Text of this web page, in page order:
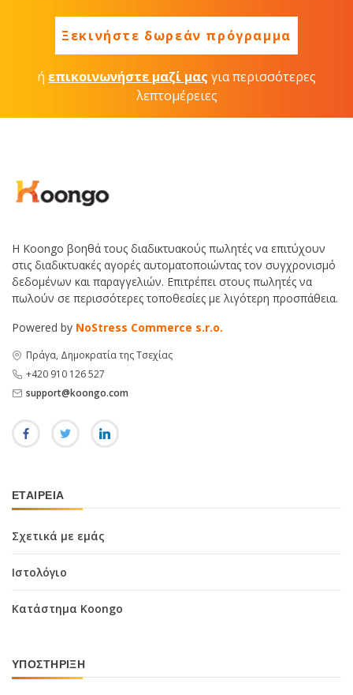
Ξεκινήστε δωρεάν πρόγραμμα
ή επικοινωνήστε μαζί μας για περισσότερες
λεπτομέρειες
Η Koongo βοηθά τους διαδικτυακούς πωλητές να επιτύχουν
στις διαδικτυακές αγορές αυτοματοποιώντας τον συγχρονισμό
δεδομένων και παραγγελιών. Επιτρέπει στους πωλητές να
πωλούν σε περισσότερες τοποθεσίες με λιγότερη προσπάθεια.
Powered by NoStress Commerce s.r.o.
Πράγα, Δημοκρατία της Τσεχίας
+420 910 126 527
support@koongo.com
ΕΤΑΙΡΕΊΑ
Σχετικά με εμάς
Ιστολόγιο
Κατάστημα Koongo
ΥΠΟΣΤΉΡΙΞΗ